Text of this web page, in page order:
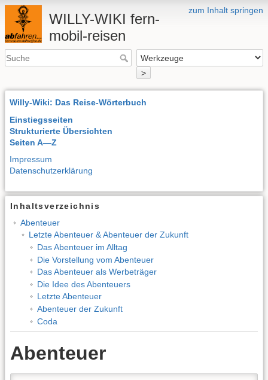
zum Inhalt springen
WILLY-WIKI fern-
mobil-reisen
>
Willy-Wiki: Das Reise-Wörterbuch
Einstiegsseiten
Strukturierte Übersichten
Seiten A—Z
Impressum
Datenschutzerklärung
Inhaltsverzeichnis
Abenteuer
Letzte Abenteuer & Abenteuer der Zukunft
Das Abenteuer im Alltag
Die Vorstellung vom Abenteuer
Das Abenteuer als Werbeträger
Die Idee des Abenteuers
Letzte Abenteuer
Abenteuer der Zukunft
Coda
Abenteuer